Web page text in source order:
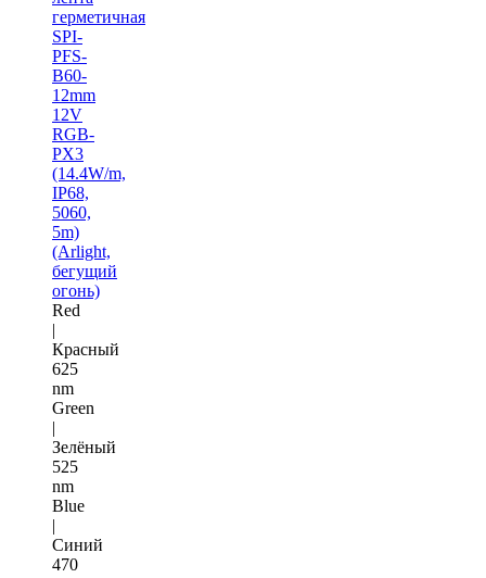
герметичная
SPI-
PFS-
B60-
12mm
12V
RGB-
PX3
(14.4W/m,
IP68,
5060,
5m)
(Arlight,
бегущий
огонь)
Red
|
Красный
625
nm
Green
|
Зелёный
525
nm
Blue
|
Синий
470